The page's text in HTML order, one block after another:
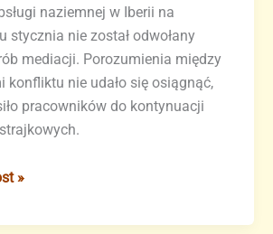
naziemnej w Iberii na
stycznia nie został odwołany
mediacji. Porozumienia między
konfliktu nie udało się osiągnąć,
pracowników do kontynuacji
»